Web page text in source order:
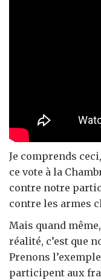
Je comprends
ce vote à la
contre notre
contre les armes
Mais quand
réalité, c’est que
Prenons
participent aux